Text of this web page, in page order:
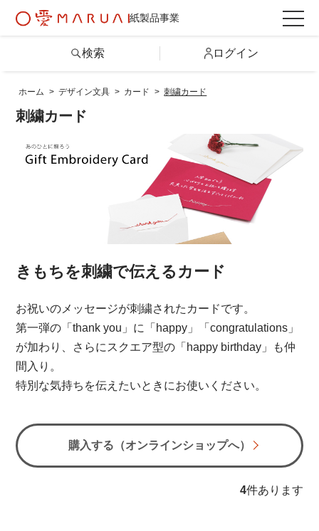
紙製品事業
詳しい条件から探す
オンラインショップ
マルアイについて
検索 ログイン
ホーム > デザイン文具 > カード > 刺繍カード
刺繍カード
きもちを刺繍で伝えるカード
お祝いのメッセージが刺繍されたカードです。
第一弾の「thank you」に「happy」「congratulations」
が加わり、さらにスクエア型の「happy birthday」も仲
間入り。
特別な気持ちを伝えたいときにお使いください。
購入する（オンラインショップへ）
4件あります